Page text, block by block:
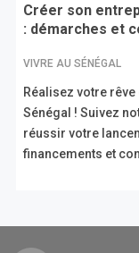
Créer son
: démarches et
VIVRE AU SÉNÉGAL
Réalisez votre
Sénégal ! Suivez
réussir votre
financements et